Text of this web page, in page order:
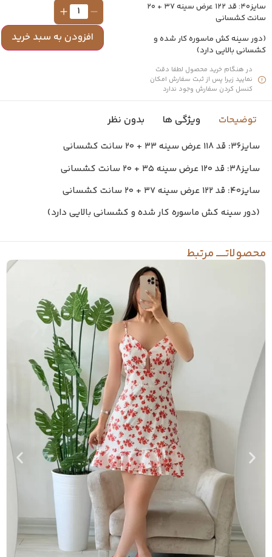
سایز۴۰: قد ۱۲۲ عرض سینه ۳۷ + ۲۰
کشسانی
سینه کش ماسوره کار شده و
بالایی دارد)
در هنگام خرید محصول لطفا دقت
نمایید زیرا پس از ثبت سفارش امکان
کنسل کردن سفارش وجود ندارد
افزودن به سبد خرید
توضیحات ویژگی ها بدون نظر
سایز۳۶: قد ۱۱۸ عرض سینه ۳۳ + ۲۰ سانت کشسانی
سایز۳۸: قد ۱۲۰ عرض سینه ۳۵ + ۲۰ سانت کشسانی
سایز۴۰: قد ۱۲۲ عرض سینه ۳۷ + ۲۰ سانت کشسانی
(دور سینه کش ماسوره کار شده و کشسانی بالایی دارد)
مرتبط